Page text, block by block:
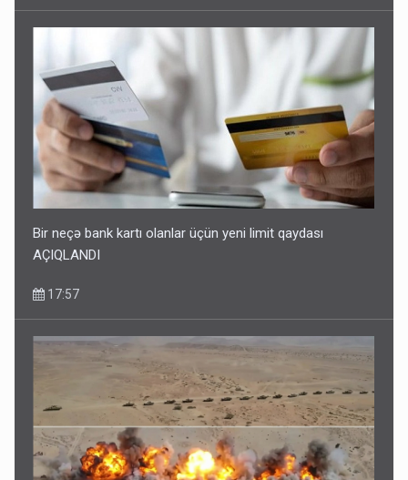
Bir neçə bank kartı olanlar üçün yeni limit qaydası
AÇIQLANDI
17:57